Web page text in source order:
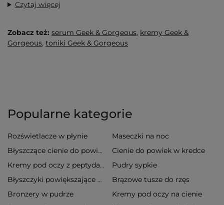
Czytaj więcej
Zobacz też: serum Geek & Gorgeous, kremy Geek &
Gorgeous, toniki Geek & Gorgeous
Popularne kategorie
Rozświetlacze w płynie Maseczki na noc
Błyszczące cienie do powiek Cienie do powiek w kredce
Kremy pod oczy z peptydami Pudry sypkie
Błyszczyki powiększające usta
Brązowe tusze do rzęs
Bronzery w pudrze
Kremy pod oczy na cienie